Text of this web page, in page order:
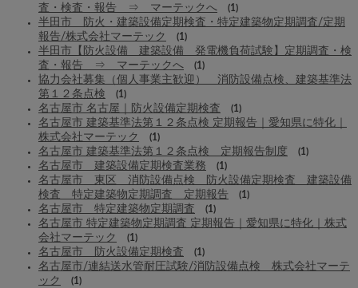
査・検査・報告 ⇒ マーテックへ
(1)
半田市 防火・建築設備定期検査・特定建築物定期調査/定期
報告/株式会社マーテック
(1)
半田市【防火設備 建築設備 発電機負荷試験】定期調査・検
査・報告 ⇒ マーテックへ
(1)
協力会社募集（個人事業主歓迎） 消防設備点検、建築基準法
第１２条点検
(1)
名古屋市 名古屋｜防火設備定期検査 (1)
名古屋市 建築基準法第１２条点検 定期報告｜愛知県に特化｜
株式会社マーテック
(1)
名古屋市 建築基準法第１２条点検 定期報告制度 (1)
名古屋市 建築設備定期検査業務 (1)
名古屋市 東区 消防設備点検 防火設備定期検査 建築設備
検査 特定建築物定期調査 定期報告
(1)
名古屋市 特定建築物定期調査 (1)
名古屋市 特定建築物定期調査 定期報告｜愛知県に特化｜株式
会社マーテック
(1)
名古屋市 防火設備定期検査 (1)
名古屋市/連結送水管耐圧試験/消防設備点検 株式会社マーテ
ック
(1)